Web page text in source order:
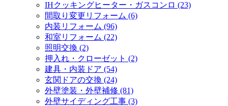
IHクッキングヒーター・ガスコンロ (23)
間取り変更リフォーム (6)
内装リフォーム (96)
和室リフォーム (22)
照明交換 (2)
押入れ・クローゼット (2)
建具・内装ドア (54)
玄関ドアの交換 (24)
外壁塗装・外壁補修 (81)
外壁サイディング工事 (3)